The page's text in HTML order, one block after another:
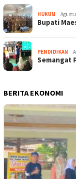
HUKUM
Bupati
PENDIDIKAN
Semangat
BERITA EKONOMI